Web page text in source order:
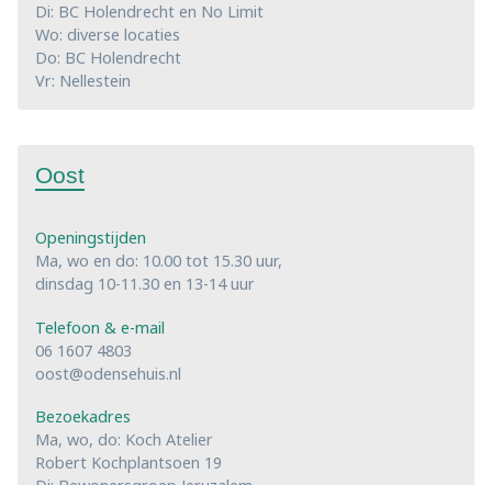
Di: BC Holendrecht en No Limit
Wo: diverse locaties
Do: BC Holendrecht
Vr: Nellestein
Oost
Openingstijden
Ma, wo en do: 10.00 tot 15.30 uur,
dinsdag 10-11.30 en 13-14 uur
Telefoon & e-mail
06 1607 4803
oost@odensehuis.nl
Bezoekadres
Ma, wo, do: Koch Atelier
Robert Kochplantsoen 19